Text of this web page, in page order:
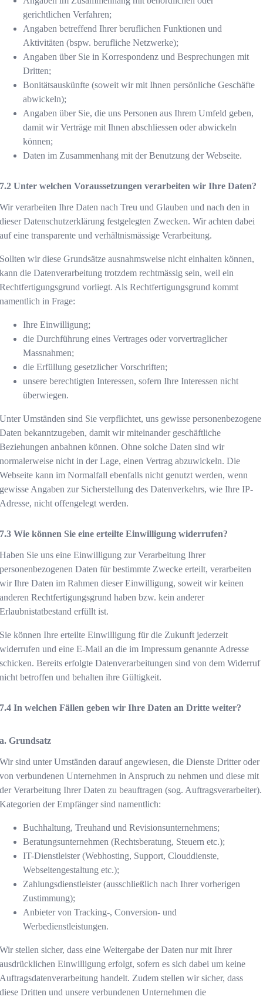
gerichtlichen Verfahren;
Angaben betreffend Ihrer beruflichen Funktionen und
Aktivitäten (bspw. berufliche Netzwerke);
Angaben über Sie in Korrespondenz und Besprechungen mit
Dritten;
Bonitätsauskünfte (soweit wir mit Ihnen persönliche Geschäfte
abwickeln);
Angaben über Sie, die uns Personen aus Ihrem Umfeld geben,
damit wir Verträge mit Ihnen abschliessen oder abwickeln
können;
Daten im Zusammenhang mit der Benutzung der Webseite.
Unter welchen Voraussetzungen verarbeiten wir Ihre Daten?
Wir verarbeiten Ihre Daten nach Treu und Glauben und nach den in
dieser Datenschutzerklärung festgelegten Zwecken. Wir achten dabei
auf eine transparente und verhältnismässige Verarbeitung.
Sollten wir diese Grundsätze ausnahmsweise nicht einhalten können,
kann die Datenverarbeitung trotzdem rechtmässig sein, weil ein
Rechtfertigungsgrund vorliegt. Als Rechtfertigungsgrund kommt
namentlich in Frage:
Ihre Einwilligung;
die Durchführung eines Vertrages oder vorvertraglicher
Massnahmen;
die Erfüllung gesetzlicher Vorschriften;
unsere berechtigten Interessen, sofern Ihre Interessen nicht
überwiegen.
Unter Umständen sind Sie verpflichtet, uns gewisse personenbezogene
Daten bekanntzugeben, damit wir miteinander geschäftliche
Beziehungen anbahnen können. Ohne solche Daten sind wir
normalerweise nicht in der Lage, einen Vertrag abzuwickeln. Die
Webseite kann im Normalfall ebenfalls nicht genutzt werden, wenn
gewisse Angaben zur Sicherstellung des Datenverkehrs, wie Ihre IP-
Adresse, nicht offengelegt werden.
Wie können Sie eine erteilte Einwilligung widerrufen?
Haben Sie uns eine Einwilligung zur Verarbeitung Ihrer
personenbezogenen Daten für bestimmte Zwecke erteilt, verarbeiten
wir Ihre Daten im Rahmen dieser Einwilligung, soweit wir keinen
anderen Rechtfertigungsgrund haben bzw. kein anderer
Erlaubnistatbestand erfüllt ist.
Sie können Ihre erteilte Einwilligung für die Zukunft jederzeit
widerrufen und eine E-Mail an die im Impressum genannte Adresse
schicken. Bereits erfolgte Datenverarbeitungen sind von dem Widerruf
nicht betroffen und behalten ihre Gültigkeit.
In welchen Fällen geben wir Ihre Daten an Dritte weiter?
a. Grundsatz
Wir sind unter Umständen darauf angewiesen, die Dienste Dritter oder
von verbundenen Unternehmen in Anspruch zu nehmen und diese mit
der Verarbeitung Ihrer Daten zu beauftragen (sog. Auftragsverarbeiter).
Kategorien der Empfänger sind namentlich:
Buchhaltung, Treuhand und Revisionsunternehmens;
Beratungsunternehmen (Rechtsberatung, Steuern etc.);
IT-Dienstleister (Webhosting, Support, Clouddienste,
Webseitengestaltung etc.);
Zahlungsdienstleister (ausschließlich nach Ihrer vorherigen
Zustimmung);
Anbieter von Tracking-, Conversion- und
Werbedienstleistungen.
Wir stellen sicher, dass eine Weitergabe der Daten nur mit Ihrer
ausdrücklichen Einwilligung erfolgt, sofern es sich dabei um keine
Auftragsdatenverarbeitung handelt. Zudem stellen wir sicher, dass
diese Dritten und unsere verbundenen Unternehmen die